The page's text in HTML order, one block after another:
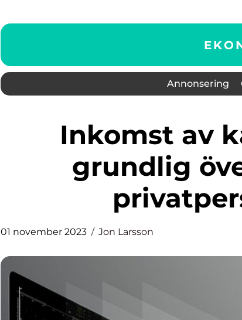
Annonsering
Inkomst av kapital: En
grundlig
01 november 2023 Jon Larsson